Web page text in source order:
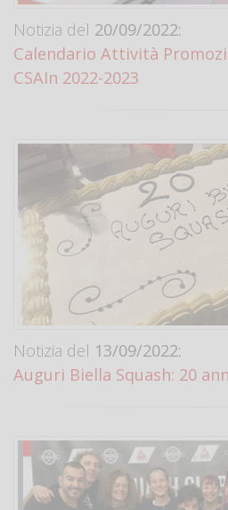
Notizia del 20/09/2022:
Calendario Attività
CSAIn 2022-2023
Notizia del 13/09/2022:
Auguri Biella Squash: 20